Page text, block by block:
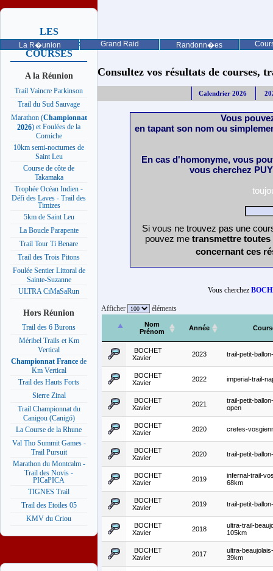
La R�union Grand Raid Randonn�es
LES
PROCHAINES
COURSES
A la Réunion
Trail Vaincre Parkinson
Trail du Sud Sauvage
Marathon (Championnat
2026) et Foulées de la
Corniche
10km semi-nocturnes de
Saint Leu
Course de côte de
Takamaka
Trophée Océan Indien -
Défi des Laves - Trail des
Timizes
5km de Saint Leu
La Boucle Parapente
Trail Tour Ti Benare
Trail des Trois Pitons
Foulée Sentier Littoral de
Sainte-Suzanne
ULTRA CiMaSaRun
Hors Réunion
Trail des 6 Burons
Méribel Trails et Km
Vertical
Championnat France de
Km Vertical
Trail des Hauts Forts
Sierre Zinal
Trail Championnat du
Canigou (Canigó)
La Course de la Rhune
Val Tho Summit Games -
Trail Pursuit
Marathon du Montcalm -
Trail des Novis -
PICaPICA
TIGNES Trail
Trail des Etoiles 05
KMV du Criou
Consultez vos résultats de courses,
Calendrier 2026
Vous
en tapant son nom ou
En cas d'homonyme, vous
vous cherchez
Si vous ne trouvez pas une
pouvez me transmettre
concernant ces
Vous cherchez
Afficher éléments
Nom
Prénom
Année
BOCHET
Xavier
2023 trail-petit-
BOCHET
Xavier
2022 imperial-trail-
BOCHET
Xavier
2021
trail-petit-
open
BOCHET
Xavier
2020 cretes-
BOCHET
Xavier
2020 trail-petit-
BOCHET
Xavier
2019
infernal-trail-
68km
BOCHET
Xavier
2019 trail-petit-
BOCHET
Xavier
2018
ultra-trail-
105km
BOCHET
Xavier
2017
ultra-
39km